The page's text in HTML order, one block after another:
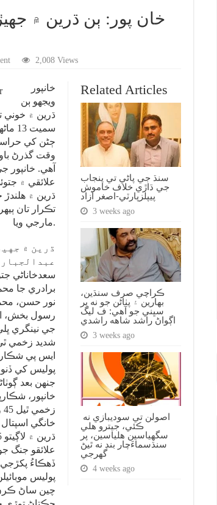
2,008 Views
Related Articles
سنڌ جي پاڻي تي پنجاب
جي ڌاڙي خلاف خاموش
پيپلزپارٽي-اصغر آزاد
3 weeks ago
ڪراچي صرف سنڌين،
بهارين ۽ پٺاڻن جو نه پر
سڀني جو آهي: ف ليگ
اڳواڻ راشد شاهه راشدي
3 weeks ago
ڪئي، جيترو هلي
سگهياسين هلياسين، پر
سنڌسماءَچار بند نه ٿيڻ
گهرجي
4 weeks ago
خانپور
ويجهو ٻن
وقت گذرڻ
آهي. خانپور
علائقي ۾
ڌرين ۾ هلندڙ
مارجي ويا.
سعدخاناڻي
برادري جا
نور حسن،
جي نينگري
شديد زخمي
ايس پي
پوليس کي
جنهن بعد
خانپور،
خانگي
علائقو جنگ
پوليس
چين ساڻ ڪرڻ